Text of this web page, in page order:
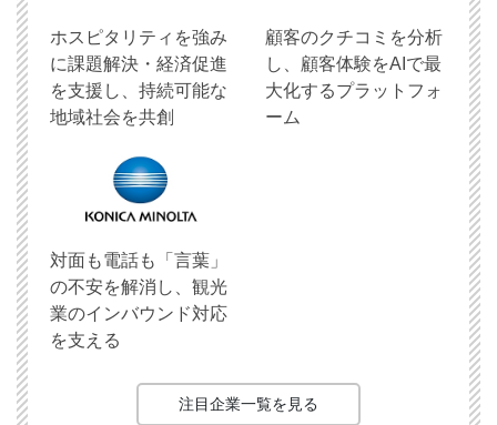
ホスピタリティを強み
に課題解決・経済促進
を支援し、持続可能な
地域社会を共創
顧客のクチコミを分析
し、顧客体験をAIで最
大化するプラットフォ
ーム
対面も電話も「言葉」
の不安を解消し、観光
業のインバウンド対応
を支える
注目企業一覧を見る